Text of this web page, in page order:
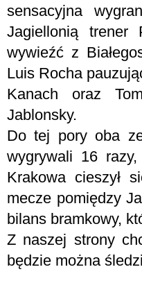
sensacyjna
Jagiellonią trener
wywieźć z
Luis Rocha
Kanach oraz
Jablonsky.
Do tej pory oba
wygrywali 16
Krakowa cieszył
mecze pomiędzy
bilans bramkowy,
Z naszej strony
będzie można